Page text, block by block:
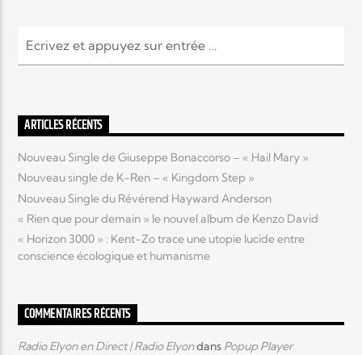
Elyon Kids
ARTICLES RÉCENTS
Nouveau Single de Giuseppe Bonaccorso – « Hail Mary »
Nouveau single de K-Ren – « Kingdom Step »
Nouveau Single du Révérend Hayward Anderson
« Rien que pour demain » le nouvel album de Kenzo David
« Horizon 3000 » : Kent-Zo trace une utopie lucide entre
conscience écologique et humanisme
COMMENTAIRES RÉCENTS
Radio Elyon en Direct | Radio Elyondans Popup Player